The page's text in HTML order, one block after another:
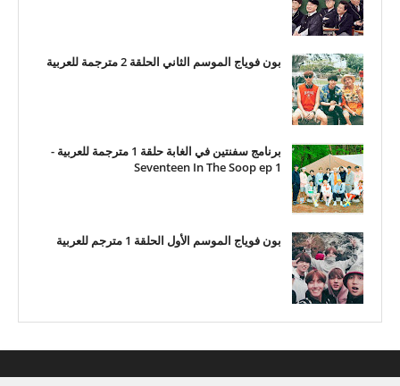
بون فوياج الموسم الثاني الحلقة 2 مترجمة للعربية
برنامج سفنتين في الغابة حلقة 1 مترجمة للعربية -
Seventeen In The Soop ep 1
بون فوياج الموسم الأول الحلقة 1 مترجم للعربية